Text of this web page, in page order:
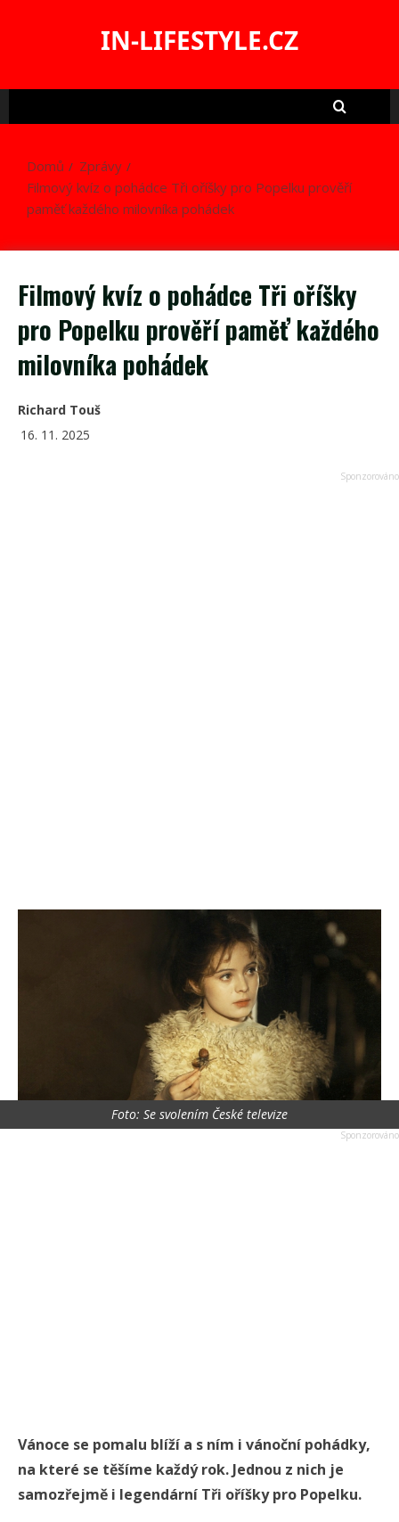
IN-LIFESTYLE.CZ
Domů
Zprávy
Filmový kvíz o pohádce Tři oříšky pro Popelku prověří
paměť každého milovníka pohádek
Filmový kvíz o pohádce Tři oříšky
pro Popelku prověří paměť každého
milovníka pohádek
Richard Touš
16. 11. 2025
Foto: Se svolením České televize
Vánoce se pomalu blíží a s ním i vánoční pohádky,
na které se těšíme každý rok. Jednou z nich je
samozřejmě i legendární Tři oříšky pro Popelku.